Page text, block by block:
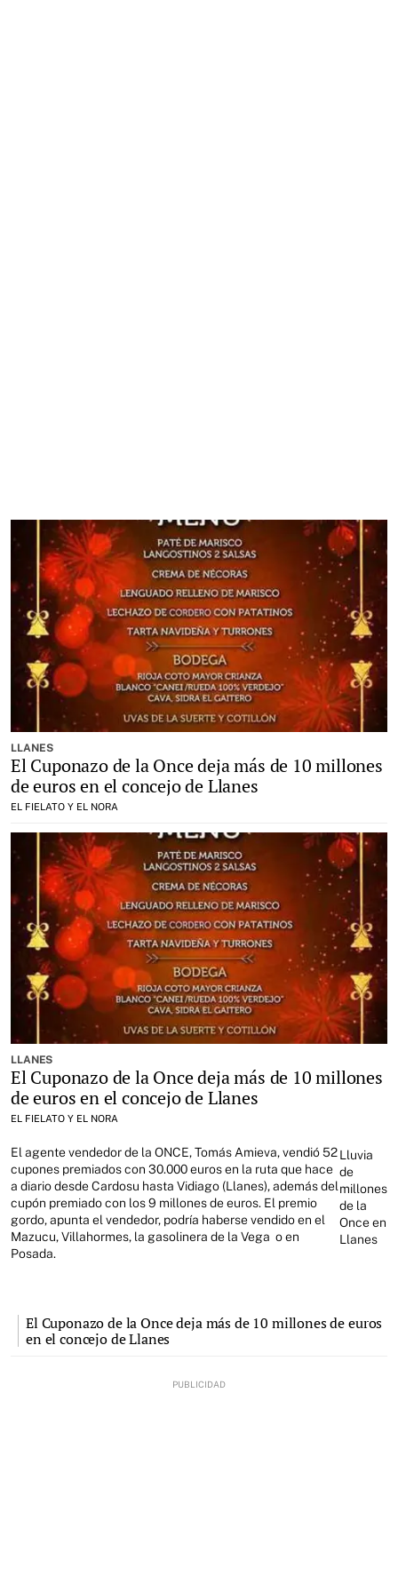
LLANES
El Cuponazo de la Once deja más de 10 millones
de euros en el concejo de Llanes
EL FIELATO Y EL NORA
LLANES
El Cuponazo de la Once deja más de 10 millones
de euros en el concejo de Llanes
EL FIELATO Y EL NORA
El agente vendedor de la ONCE, Tomás Amieva, vendió 52
cupones premiados con 30.000 euros en la ruta que hace
a diario desde Cardosu hasta Vidiago (Llanes), además del
cupón premiado con los 9 millones de euros. El premio
gordo, apunta el vendedor, podría haberse vendido en el
Mazucu, Villahormes, la gasolinera de la Vega o en
Posada.
Lluvia
de
millones
de la
Once en
Llanes
El Cuponazo de la Once deja más de 10 millones de euros
en el concejo de Llanes